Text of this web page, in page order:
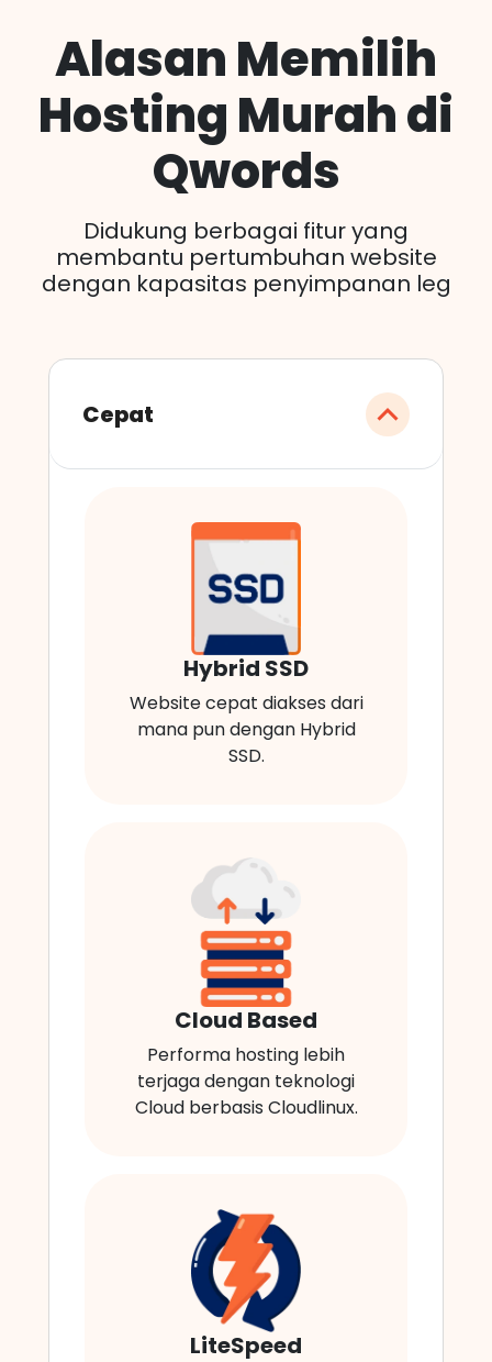
Alasan Memilih
Hosting Murah di
Qwords
Didukung berbagai fitur yang
membantu pertumbuhan website
dengan kapasitas penyimpanan leg
Cepat
Hybrid SSD
Website cepat diakses dari
mana pun dengan Hybrid
SSD.
Cloud Based
Performa hosting lebih
terjaga dengan teknologi
Cloud berbasis Cloudlinux.
LiteSpeed